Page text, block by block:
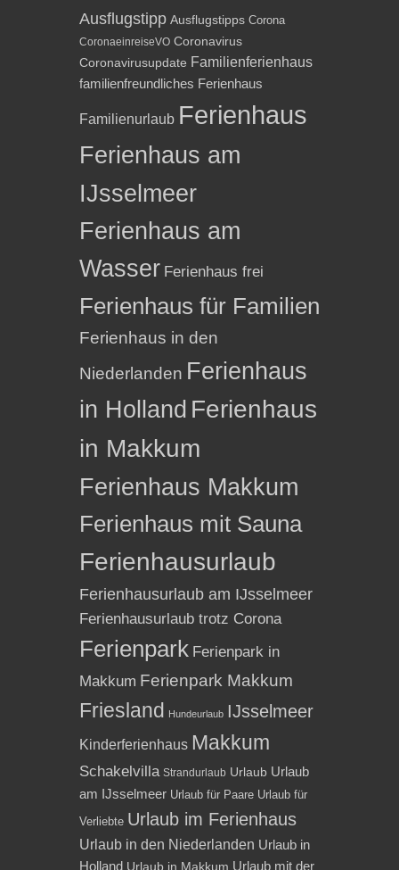
Ausflugstipp Ausflugstipps Corona
CoronaeinreiseVO Coronavirus
Coronavirusupdate Familienferienhaus
familienfreundliches Ferienhaus
Familienurlaub Ferienhaus
Ferienhaus am
IJsselmeer
Ferienhaus am
Wasser Ferienhaus frei
Ferienhaus für Familien
Ferienhaus in den
Niederlanden Ferienhaus
in Holland Ferienhaus
in Makkum
Ferienhaus Makkum
Ferienhaus mit Sauna
Ferienhausurlaub
Ferienhausurlaub am IJsselmeer
Ferienhausurlaub trotz Corona
Ferienpark Ferienpark in
Makkum Ferienpark Makkum
Friesland Hundeurlaub IJsselmeer
Kinderferienhaus Makkum
Schakelvilla Strandurlaub Urlaub Urlaub
am IJsselmeer Urlaub für Paare Urlaub für
Verliebte Urlaub im Ferienhaus
Urlaub in den Niederlanden Urlaub in
Holland Urlaub in Makkum Urlaub mit der